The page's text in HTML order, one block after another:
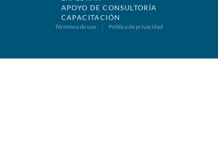
APOYO DE CONSULTORÍA
CAPACITACIÓN
Términos de uso Política de privacidad